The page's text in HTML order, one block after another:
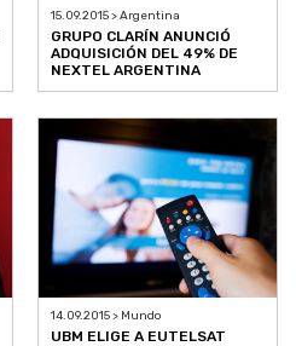
15.09.2015 > Argentina
GRUPO CLARÍN ANUNCIÓ
ADQUISICIÓN DEL 49% DE
NEXTEL ARGENTINA
14.09.2015 > Mundo
UBM ELIGE A EUTELSAT